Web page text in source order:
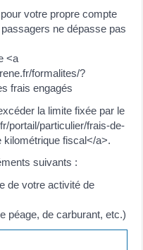
votre propre compte
ne dépasse pas
<a
formalites/?
frais engagés
la limite fixée par le
portail/particulier/frais-de-
kilométrique fiscal</a>.
suivants :
de votre activité de
péage, de carburant, etc.)